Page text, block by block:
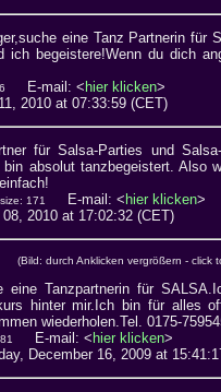
eine Tanz Partnerin für
ich begeistere!Wenn du dich
E-mail: < hier klicken>
2010 at 07:33:59 (CET)
für Salsa-Parties und
absolut tanzbegeistert. Also
171 E-mail: < hier klicken>
2010 at 17:02:32 (CET)
(Bild: durch Anklicken vergrößern - click
eine Tanzpartnerin für
hinter mir.Ich bin für alles
wiederholen.Tel. 0175-
E-mail: < hier klicken>
December 16, 2009 at